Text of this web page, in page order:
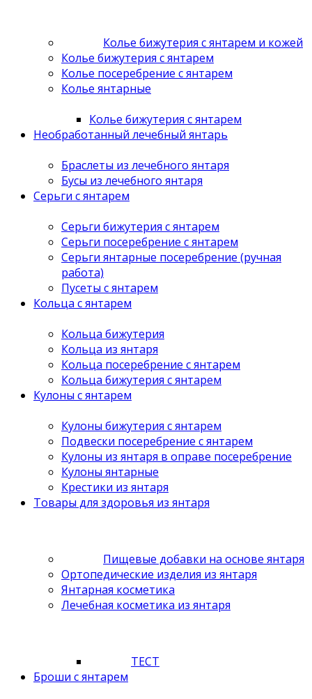
Колье бижутерия с янтарем и кожей
Колье бижутерия с янтарем
Колье посеребрение с янтарем
Колье янтарные
Колье бижутерия с янтарем
Необработанный лечебный янтарь
Браслеты из лечебного янтаря
Бусы из лечебного янтаря
Серьги с янтарем
Серьги бижутерия с янтарем
Серьги посеребрение с янтарем
Серьги янтарные посеребрение (ручная
работа)
Пусеты с янтарем
Кольца с янтарем
Кольца бижутерия
Кольца из янтаря
Кольца посеребрение с янтарем
Кольца бижутерия с янтарем
Кулоны с янтарем
Кулоны бижутерия с янтарем
Подвески посеребрение с янтарем
Кулоны из янтаря в оправе посеребрение
Кулоны янтарные
Крестики из янтаря
Товары для здоровья из янтаря
Пищевые добавки на основе янтаря
Ортопедические изделия из янтаря
Янтарная косметика
Лечебная косметика из янтаря
ТЕСТ
Броши с янтарем